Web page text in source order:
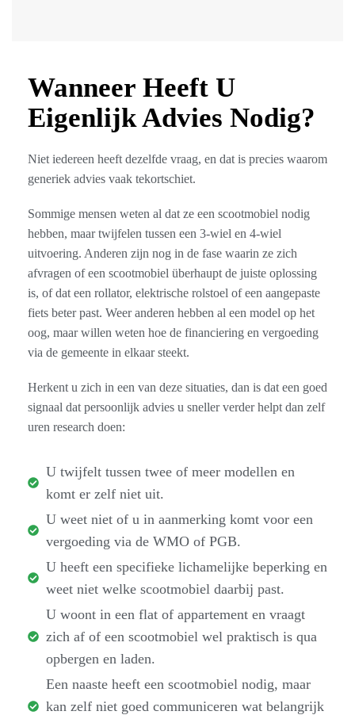
Wanneer Heeft U
Eigenlijk Advies Nodig?
Niet iedereen heeft dezelfde vraag, en dat is precies waarom
generiek advies vaak tekortschiet.
Sommige mensen weten al dat ze een scootmobiel nodig
hebben, maar twijfelen tussen een 3-wiel en 4-wiel
uitvoering. Anderen zijn nog in de fase waarin ze zich
afvragen of een scootmobiel überhaupt de juiste oplossing
is, of dat een rollator, elektrische rolstoel of een aangepaste
fiets beter past. Weer anderen hebben al een model op het
oog, maar willen weten hoe de financiering en vergoeding
via de gemeente in elkaar steekt.
Herkent u zich in een van deze situaties, dan is dat een goed
signaal dat persoonlijk advies u sneller verder helpt dan zelf
uren research doen:
U twijfelt tussen twee of meer modellen en
komt er zelf niet uit.
U weet niet of u in aanmerking komt voor een
vergoeding via de WMO of PGB.
U heeft een specifieke lichamelijke beperking en
weet niet welke scootmobiel daarbij past.
U woont in een flat of appartement en vraagt
zich af of een scootmobiel wel praktisch is qua
opbergen en laden.
Een naaste heeft een scootmobiel nodig, maar
kan zelf niet goed communiceren wat belangrijk